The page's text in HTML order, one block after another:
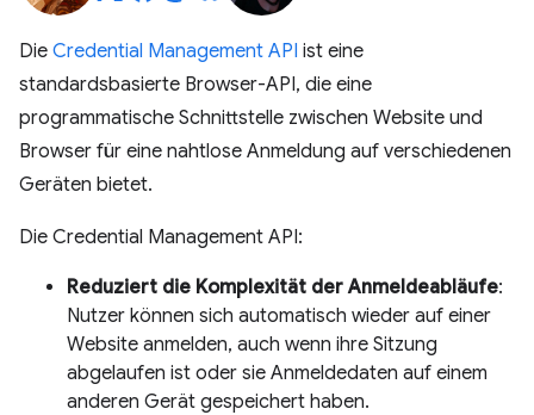
Die Credential Management API ist eine
standardsbasierte Browser-API, die eine
programmatische Schnittstelle zwischen Website und
Browser für eine nahtlose Anmeldung auf verschiedenen
Geräten bietet.
Die Credential Management API:
Reduziert die Komplexität der Anmeldeabläufe:
Nutzer können sich automatisch wieder auf einer
Website anmelden, auch wenn ihre Sitzung
abgelaufen ist oder sie Anmeldedaten auf einem
anderen Gerät gespeichert haben.